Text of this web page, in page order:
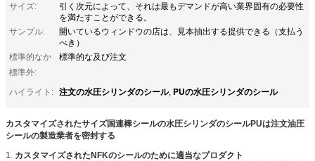
サイズ:
引く次元によって、それは最もデマンドが高い業界固有の必要性
を満たすことができる。
サンプル:
開いているウィンドウの店は、見本抽出する提供できる（支払う
べき）
標準的なか
標準外:
標準的な及び注文
ハイライト: 注文の水圧シリンダのシール, PUの水圧シリンダのシール
カスタマイズされたサイズ国連棒シールの水圧シリンダのシールPUは注文油圧
シールの製造業者を密封する
1. カスタマイズされたNFKのシールのために適当なプロダクト